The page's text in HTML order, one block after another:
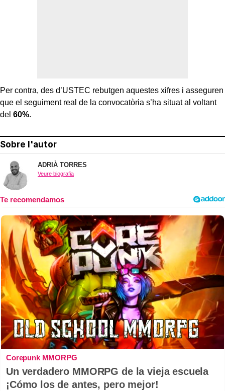
Per contra, des d’USTEC rebutgen aquestes xifres i asseguren
que el seguiment real de la convocatòria s’ha situat al voltant
del 60%.
Sobre l'autor
ADRIÀ TORRES
Veure biografia
Corepunk MMORPG
Un verdadero MMORPG de la vieja escuela
¡Cómo los de antes, pero mejor!